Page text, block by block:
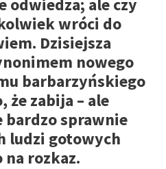
wróci do
Dzisiejsza
nowego
barbarzyńskiego
zabija – ale
bardzo sprawnie
ludzi gotowych
rozkaz.